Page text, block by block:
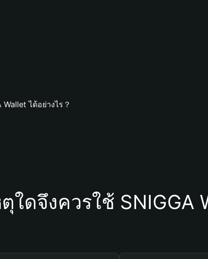
ได้อย่างไร？
ตุใดจึงควรใช้ SNIGGA